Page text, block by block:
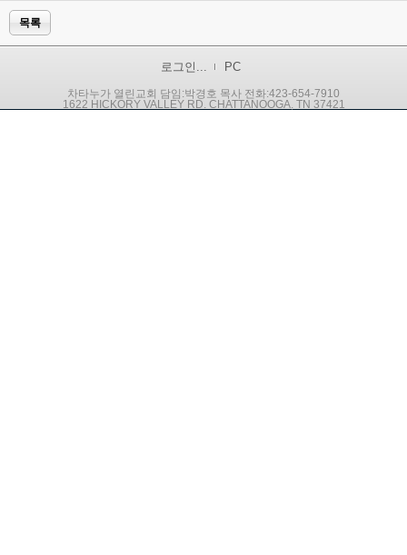
목록
로그인... PC
차타누가 열린교회 담임:박경호 목사 전화:423-654-7910
1622 HICKORY VALLEY RD. CHATTANOOGA, TN 37421